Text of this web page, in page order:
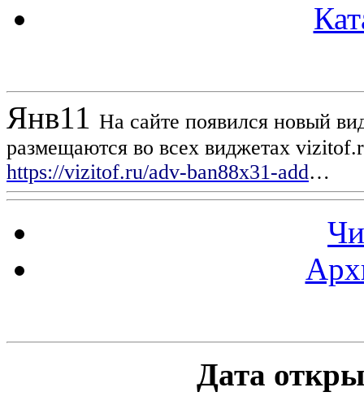
Янв11 На сайте появился новый
размещаются во всех виджетах
https://vizitof.ru/adv-ban88x31-add…
Дата